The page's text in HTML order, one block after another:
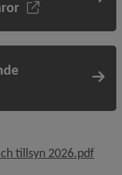
tillsyn 2026.pdf,